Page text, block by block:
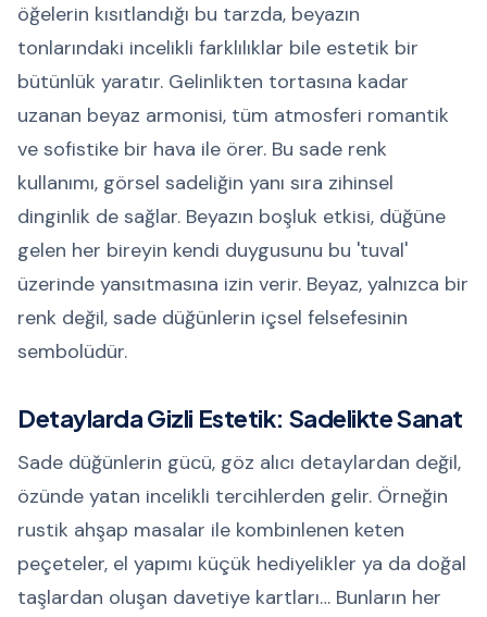
öğelerin kısıtlandığı bu tarzda, beyazın
tonlarındaki incelikli farklılıklar bile estetik bir
bütünlük yaratır. Gelinlikten tortasına kadar
uzanan beyaz armonisi, tüm atmosferi romantik
ve sofistike bir hava ile örer. Bu sade renk
kullanımı, görsel sadeliğin yanı sıra zihinsel
dinginlik de sağlar. Beyazın boşluk etkisi, düğüne
gelen her bireyin kendi duygusunu bu 'tuval'
üzerinde yansıtmasına izin verir. Beyaz, yalnızca bir
renk değil, sade düğünlerin içsel felsefesinin
sembolüdür.
Detaylarda Gizli Estetik: Sadelikte Sanat
Sade düğünlerin gücü, göz alıcı detaylardan değil,
özünde yatan incelikli tercihlerden gelir. Örneğin
rustik ahşap masalar ile kombinlenen keten
peçeteler, el yapımı küçük hediyelikler ya da doğal
taşlardan oluşan davetiye kartları… Bunların her